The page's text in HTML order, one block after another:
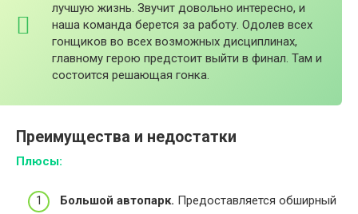
лучшую жизнь. Звучит довольно интересно, и
наша команда берется за работу. Одолев всех
гонщиков во всех возможных дисциплинах,
главному герою предстоит выйти в финал. Там и
состоится решающая гонка.
Преимущества и недостатки
Плюсы:
Большой автопарк. Предоставляется обширный